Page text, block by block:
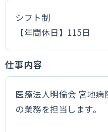
シフト制
【年間休日】115日
仕事内容
医療法人明倫会 宮地
の業務を担当します。